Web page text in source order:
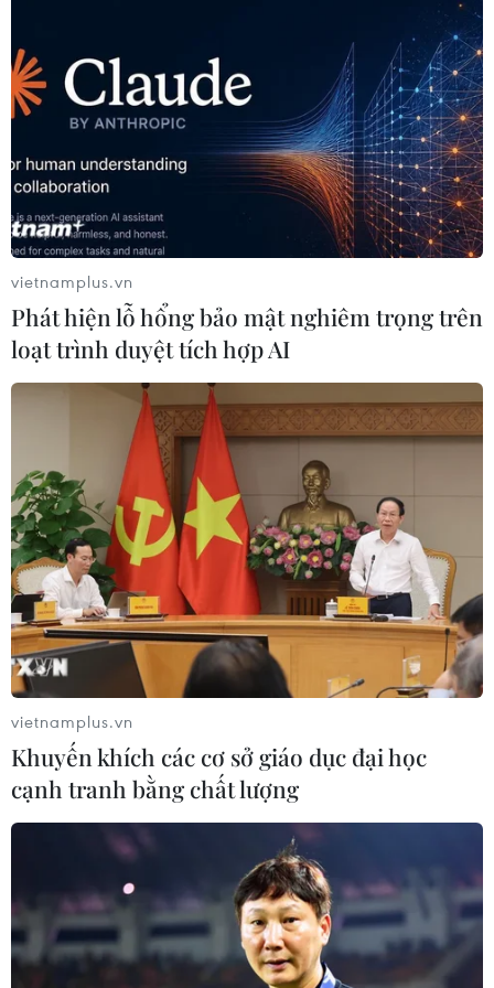
phương dành sự quan tâm nhiều hơn đến trẻ em vùng
sâu, vùng xa, vùng đồng bào dân tộc thiểu số và có
hoàn cảnh khó khăn.
Tạo điều kiện để trẻ em có hoàn cảnh khó
khăn phát triển toàn diện
31/03/2026 10:58
Dự án hướng đến nâng cao năng lực cho giáo viên,
phụ huynh, tạo điều kiện để các em học sinh được tham
gia các hoạt động phát triển kỹ năng sống, giá trị sống,
chăm sóc sức khỏe tinh thần.
vietnamplus.vn
Phát hiện lỗ hổng bảo mật nghiêm trọng trên
loạt trình duyệt tích hợp AI
vietnamplus.vn
Khuyến khích các cơ sở giáo dục đại học
cạnh tranh bằng chất lượng